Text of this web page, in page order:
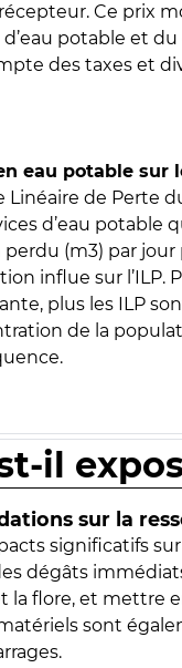
Ce prix
d’eau potable et
des taxes et
eau potable sur
Linéaire de Perte
d’eau potable
(m3) par jour
influe sur l’ILP.
plus les ILP
de la
il
sur la
significatifs
dégâts
la flore, et mettre
sont